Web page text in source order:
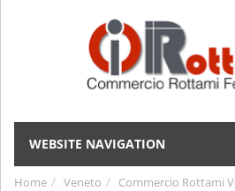
WEBSITE NAVIGATION
Home Veneto
Commercio Rottami